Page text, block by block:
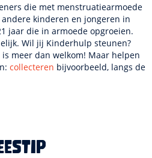
die met menstruatiearmoede
kinderen en jongeren in
jaar die in armoede opgroeien.
Wil jij Kinderhulp steunen?
meer dan welkom! Maar helpen
collecteren bijvoorbeeld, langs de